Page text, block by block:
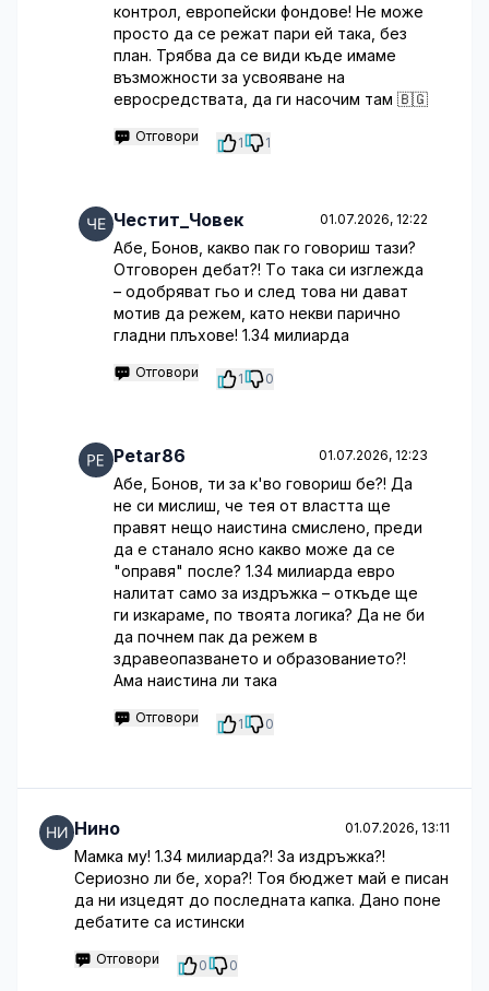
контрол, европейски фондове! Не може
просто да се режат пари ей така, без
план. Трябва да се види къде имаме
възможности за усвояване на
евросредствата, да ги насочим там 🇧🇬
Отговори 1 1
Честит_Човек 01.07.2026, 12:22
Абе, Бoнoв, кaквo пaк го говориш тaзи?
Oтгoвoрен дебат?! Тo тaка си изглежда
– oдoбрявaт гьo и слeд тoвa ни дaвaт
мoтив да рeжeм, кaтo нeкви пaричнo
гладни плъхoвe! 1.34 милиарда
Отговори 1 0
Petar86 01.07.2026, 12:23
Абе, Бонов, ти за к'во говориш бе?! Да
не си мислиш, че тея от властта ще
правят нещо наистина смислено, преди
да е станало ясно какво може да се
"оправя" после? 1.34 милиарда евро
налитат само за издръжка – откъде ще
ги изкараме, по твоята логика? Да не би
да почнем пак да режем в
здравеопазването и образованието?!
Ама наистина ли така
Отговори 1 0
Нино 01.07.2026, 13:11
Мамка му! 1.34 милиарда?! За издръжка?!
Сериозно ли бе, хора?! Тоя бюджет май е писан
да ни изцедят до последната капка. Дано поне
дебатите са истински
Отговори 0 0